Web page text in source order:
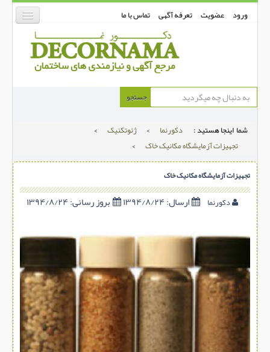
ورود عضویت تعرفه آگهی تماس با ما
دکورنما
دیوارپوش
دکوراسیون داخلی
درب و پنجره
بتن-بتون
ساخت و ساز
مصالح ساختمانی
سازه پیش ساخته
سنگ ساختمانی
عایق ساختمان
سرویس بهداشتی
جستجو
شما اینجا هستید : دکورنما > ژئوتکنیک
>
تجهیزات آزمایشگاه مکانیک خاک
>
تجهیزات آزمایشگاه مکانیک خاک
دکورنما ارسال:۱۳۹۴/۸/۲۴ بروز رسانی: